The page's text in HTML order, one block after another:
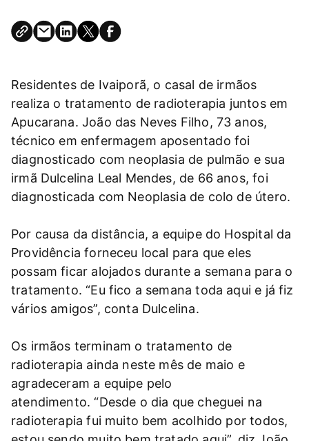
Residentes de Ivaiporã, o casal de irmãos
realiza o tratamento de radioterapia juntos em
Apucarana. João das Neves Filho, 73 anos,
técnico em enfermagem aposentado foi
diagnosticado com neoplasia de pulmão e sua
irmã Dulcelina Leal Mendes, de 66 anos, foi
diagnosticada com Neoplasia de colo de útero.
Por causa da distância, a equipe do Hospital da
Providência forneceu local para que eles
possam ficar alojados durante a semana para o
tratamento. “Eu fico a semana toda aqui e já fiz
vários amigos”, conta Dulcelina.
Os irmãos terminam o tratamento de
radioterapia ainda neste mês de maio e
agradeceram a equipe pelo
atendimento. “Desde o dia que cheguei na
radioterapia fui muito bem acolhido por todos,